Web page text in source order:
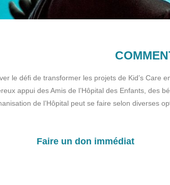
le défi de transformer les projets de Kid’s Care
appui des Amis de l’Hôpital des Enfants, des
de l’Hôpital peut se faire selon diverses
Faire un don immédiat